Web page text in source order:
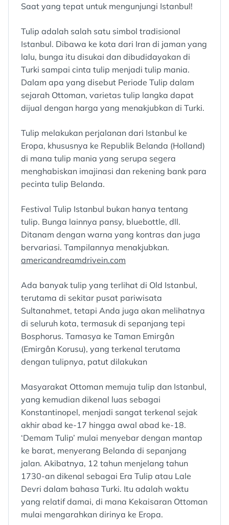
Saat yang tepat untuk mengunjungi Istanbul!
Tulip adalah salah satu simbol tradisional
Istanbul. Dibawa ke kota dari Iran di jaman yang
lalu, bunga itu disukai dan dibudidayakan di
Turki sampai cinta tulip menjadi tulip mania.
Dalam apa yang disebut Periode Tulip dalam
sejarah Ottoman, varietas tulip langka dapat
dijual dengan harga yang menakjubkan di Turki.
Tulip melakukan perjalanan dari Istanbul ke
Eropa, khususnya ke Republik Belanda (Holland)
di mana tulip mania yang serupa segera
menghabiskan imajinasi dan rekening bank para
pecinta tulip Belanda.
Festival Tulip Istanbul bukan hanya tentang
tulip. Bunga lainnya pansy, bluebottle, dll.
Ditanam dengan warna yang kontras dan juga
bervariasi. Tampilannya menakjubkan.
americandreamdrivein.com
Ada banyak tulip yang terlihat di Old Istanbul,
terutama di sekitar pusat pariwisata
Sultanahmet, tetapi Anda juga akan melihatnya
di seluruh kota, termasuk di sepanjang tepi
Bosphorus. Tamasya ke Taman Emirgân
(Emirgân Korusu), yang terkenal terutama
dengan tulipnya, patut dilakukan
Masyarakat Ottoman memuja tulip dan Istanbul,
yang kemudian dikenal luas sebagai
Konstantinopel, menjadi sangat terkenal sejak
akhir abad ke-17 hingga awal abad ke-18.
‘Demam Tulip’ mulai menyebar dengan mantap
ke barat, menyerang Belanda di sepanjang
jalan. Akibatnya, 12 tahun menjelang tahun
1730-an dikenal sebagai Era Tulip atau Lale
Devri dalam bahasa Turki. Itu adalah waktu
yang relatif damai, di mana Kekaisaran Ottoman
mulai mengarahkan dirinya ke Eropa.